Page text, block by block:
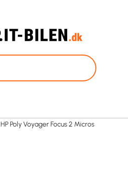
HP Poly Voyager Focus 2 Micros